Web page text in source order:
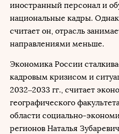
иностранный персонал и
национальные кадры.
считает он, отрасль
направлениями меньше.
Экономика России
кадровым кризисом и
2032–2033 гг., считает
географического
области социально-
регионов Наталья